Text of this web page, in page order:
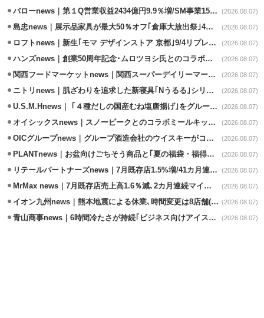
バローnews｜第１Q営業収益2434億円9.9％増/SM事業15.5％増と絶好調 (2026.08.07)
島忠news｜展示品家具が最大50％オフ｢倉庫大放出祭｣4店舗限定で開催 (2026.08.07)
ロフトnews｜新生｢モマ デザインストア 京都｣9/4リプレイスオープン (2026.08.07)
ハンズnews｜創業50周年記念･ムロツヨシ氏とのコラボ企画｢ムロハンズ｣開催 (2026.08.07)
関西フードマーケットnews｜関西スーパーデイリーマート蒲生店8/7改装 (2026.08.07)
ニトリnews｜肌ざわりを追求した新寝具｢Nうるる｣シリーズを発売 (2026.08.07)
U.S.M.Hnews｜ ｢４種だしの国産むね塩唐揚げ｣をグループ610店で共同販促 (2026.08.07)
オイシックスnews｜スノーピークとのコラボミールキット8/13発売 (2026.08.07)
OICグループnews｜グループ酒造会社のウイスキーがコンペティション受賞 (2026.08.07)
PLANTnews｜お盆向けごちそう商品と｢夏の福袋・福得カート｣8/8から開催 (2026.08.07)
リテールパートナーズnews｜7月既存店1.5%増/41カ月連続増 (2026.08.07)
MrMax news｜7月既存店売上高1.6％減､2カ月連続マイナス (2026.08.07)
イオン九州news｜熊本地震による休業､時間変更は8店舗(8/7時点) (2026.08.07)
青山商事news｜6時間冷たさが持続｢ビジネス向けアイスベスト｣発売 (2026.08.07)